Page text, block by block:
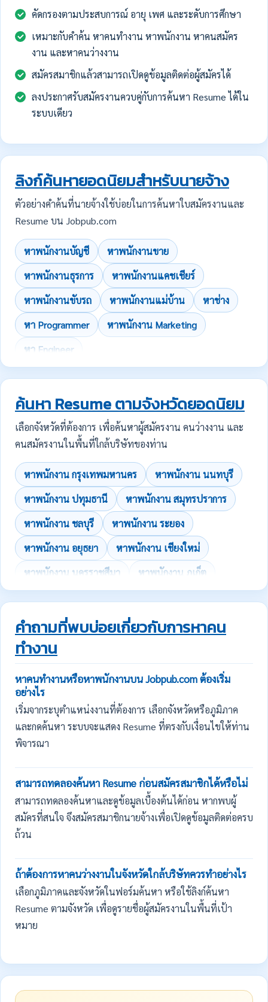
คัดกรองตามประสบการณ์ อายุ เพศ และระดับการศึกษา
เหมาะกับคำค้น หาคนทำงาน หาพนักงาน หาคนสมัคร
งาน และหาคนว่างงาน
สมัครสมาชิกแล้วสามารถเปิดดูข้อมูลติดต่อผู้สมัครได้
ลงประกาศรับสมัครงานควบคู่กับการค้นหา Resume ได้ใน
ระบบเดียว
ลิงก์ค้นหายอดนิยมสำหรับนายจ้าง
ตัวอย่างคำค้นที่นายจ้างใช้บ่อยในการค้นหาใบสมัครงานและ
Resume บน Jobpub.com
หาพนักงานบัญชี
หาพนักงานขาย
หาพนักงานธุรการ
หาพนักงานแคชเชียร์
หาพนักงานขับรถ
หาพนักงานแม่บ้าน
หาช่าง
หา Programmer
หาพนักงาน Marketing
หา Engineer
ค้นหา Resume ตามจังหวัดยอดนิยม
เลือกจังหวัดที่ต้องการ เพื่อค้นหาผู้สมัครงาน คนว่างงาน และ
คนสมัครงานในพื้นที่ใกล้บริษัทของท่าน
หาพนักงาน กรุงเทพมหานคร
หาพนักงาน นนทบุรี
หาพนักงาน ปทุมธานี
หาพนักงาน สมุทรปราการ
หาพนักงาน ชลบุรี
หาพนักงาน ระยอง
หาพนักงาน อยุธยา
หาพนักงาน เชียงใหม่
หาพนักงาน นครราชสีมา
หาพนักงาน ภูเก็ต
คำถามที่พบบ่อยเกี่ยวกับการหาคน
ทำงาน
หาคนทำงานหรือหาพนักงานบน Jobpub.com ต้องเริ่ม
อย่างไร
เริ่มจากระบุตำแหน่งงานที่ต้องการ เลือกจังหวัดหรือภูมิภาค
และกดค้นหา ระบบจะแสดง Resume ที่ตรงกับเงื่อนไขให้ท่าน
พิจารณา
สามารถทดลองค้นหา Resume ก่อนสมัครสมาชิกได้หรือไม่
สามารถทดลองค้นหาและดูข้อมูลเบื้องต้นได้ก่อน หากพบผู้
สมัครที่สนใจ จึงสมัครสมาชิกนายจ้างเพื่อเปิดดูข้อมูลติดต่อครบ
ถ้วน
ถ้าต้องการหาคนว่างงานในจังหวัดใกล้บริษัทควรทำอย่างไร
เลือกภูมิภาคและจังหวัดในฟอร์มค้นหา หรือใช้ลิงก์ค้นหา
Resume ตามจังหวัด เพื่อดูรายชื่อผู้สมัครงานในพื้นที่เป้า
หมาย